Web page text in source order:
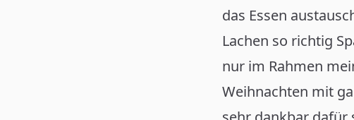
das Essen
Lachen so richtig
nur im Rahmen
Weihnachten mit